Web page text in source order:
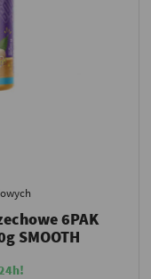
6PAK
SMOOTH